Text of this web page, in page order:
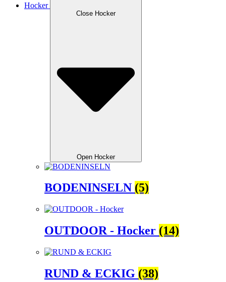
Hocker
Close Hocker
Open Hocker
BODENINSELN (5)
OUTDOOR - Hocker (14)
RUND & ECKIG (38)